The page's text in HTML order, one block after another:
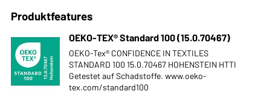
Produktfeatures
OEKO-TEX® Standard 100 (15.0.70467)
OEKO-Tex® CONFIDENCE IN TEXTILES
STANDARD 100 15.0.70467 HOHENSTEIN HTTI
Getestet auf Schadstoffe. www.oeko-
tex.com/standard100